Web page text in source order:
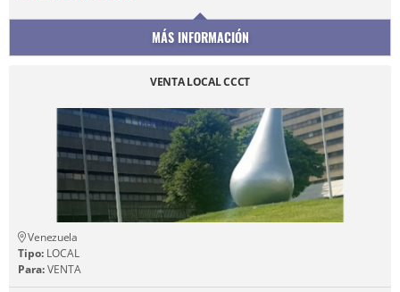
MÁS INFORMACIÓN
VENTA LOCAL CCCT
Venezuela
Tipo: LOCAL
Para:VENTA